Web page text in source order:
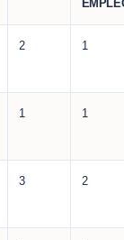
2 1
1 1
3 2